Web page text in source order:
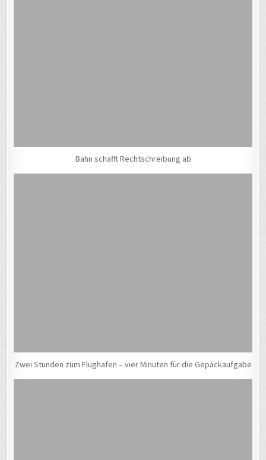
Bahn schafft Rechtschreibung ab
Zwei Stunden zum Flughafen – vier Minuten für die Gepäckaufgabe